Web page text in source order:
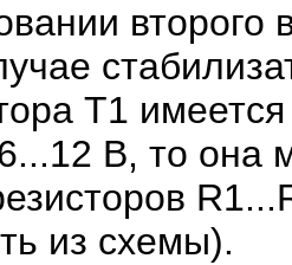
Т1
В, то она
из схемы).